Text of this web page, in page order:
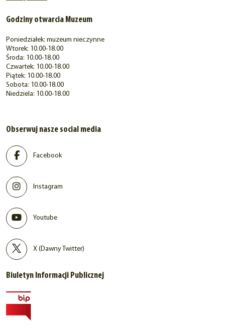
Godziny otwarcia Muzeum
Poniedziałek: muzeum nieczynne
Wtorek: 10.00-18.00
Środa: 10.00-18.00
Czwartek: 10.00-18.00
Piątek: 10.00-18.00
Sobota: 10.00-18.00
Niedziela: 10.00-18.00
Obserwuj nasze social media
Facebook
Instagram
Youtube
X (Dawny Twitter)
Biuletyn Informacji Publicznej